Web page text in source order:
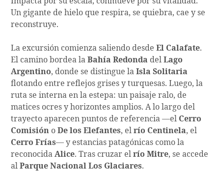
Un gigante de hielo que respira, se quiebra, cae y se
reconstruye.
La excursión comienza saliendo desdeEl Calafate.
El camino bordea laBahía Redonda delLago
Argentino, donde se distingue laIsla Solitaria
flotando entre reflejos grises y turquesas. Luego, la
ruta se interna en la estepa: un paisaje ralo, de
matices ocres y horizontes amplios. A lo largo del
trayecto aparecen puntos de referencia —el Cerro
Comisión oDe los Elefantes, elrío Centinela, el
Cerro Frías— y estancias patagónicas como la
reconocidaAlice. Tras cruzar elrío Mitre, se accede
alParque Nacional Los Glaciares.